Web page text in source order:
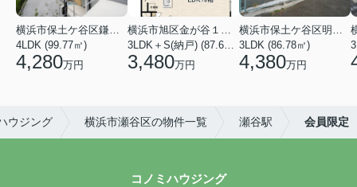
横浜市保土ケ谷区鎌谷町
4LDK (99.77㎡)
4,280万円
横浜市旭区金が谷１丁目
3LDK＋S(納戸) (87.61㎡)
3,480万円
横浜市保土ケ谷区明神台
3LDK (86.78㎡)
4,380万円
ウジング 横浜市瀬谷区の物件一覧 瀬谷駅 会員限定
コノミハウジング